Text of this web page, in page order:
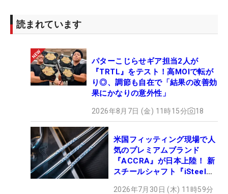
読まれています
パターこじらせギア担当2人が
『TRTL』をテスト！高MOIで転が
り◎、調節も自在で「結果の改善効
果にかなりの意外性」
2026年8月7日 (金) 11時15分 18
米国フィッティング現場で人
気のプレミアムブランド
『ACCRA』が日本上陸！ 新
スチールシャフト『iSteel
2026年7月30日 (木) 11時59分